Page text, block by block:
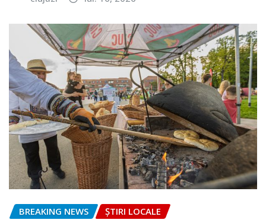
BREAKING NEWS ȘTIRI LOCALE